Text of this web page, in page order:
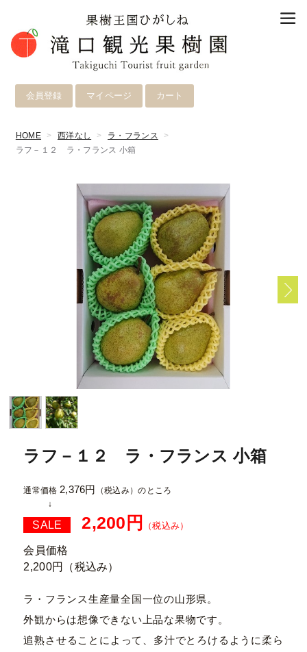
カート
マイページ
会員登録
HOME 西洋なし
ラ・フランス
ラフ－１２ ラ・フランス 小箱
ラフ－１２ ラ・フランス 小箱
通常価格 2,376円 （税込み）のところ
SALE 2,200円 （税込み）
会員価格
2,200円
（税込み）
ラ・フランス生産量全国一位の山形県。
外観からは想像できない上品な果物です。
追熟させることによって、多汁でとろけるように柔ら